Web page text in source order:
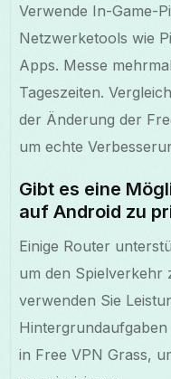
Verwende In-Game-
Netzwerketools wie
Apps. Messe
Tageszeiten.
der Änderung der
um echte
Gibt es eine
auf Android zu
Einige Router
um den Spielverkehr
verwenden Sie
in Free VPN Grass,